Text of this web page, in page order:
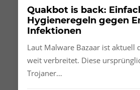
Quakbot is back:
Hygieneregeln gegen
Infektionen
Laut Malware Bazaar ist aktuell
weit verbreitet. Diese
Trojaner…